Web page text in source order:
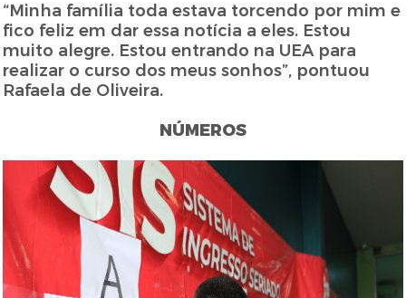
“Minha família toda estava torcendo por mim e
fico feliz em dar essa notícia a eles. Estou
muito alegre. Estou entrando na UEA para
realizar o curso dos meus sonhos”, pontuou
Rafaela de Oliveira.
NÚMEROS